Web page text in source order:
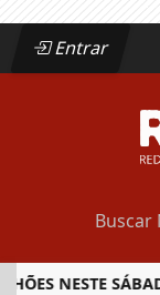
Entrar
NESTE SÁBADO